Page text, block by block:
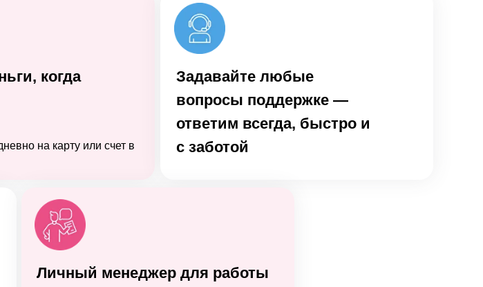
когда
на карту или счет в
Задавайте любые
вопросы поддержке —
ответим всегда, быстро и
с заботой
Личный менеджер для работы